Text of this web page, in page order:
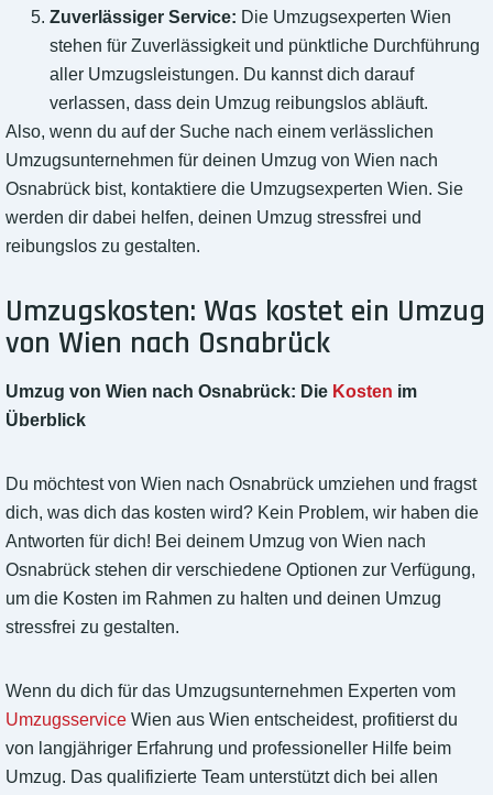
Zuverlässiger Service: Die Umzugsexperten Wien
stehen für Zuverlässigkeit und pünktliche Durchführung
aller Umzugsleistungen. Du kannst dich darauf
verlassen, dass dein Umzug reibungslos abläuft.
Also, wenn du auf der Suche nach einem verlässlichen
Umzugsunternehmen für deinen Umzug von Wien nach
Osnabrück bist, kontaktiere die Umzugsexperten Wien. Sie
werden dir dabei helfen, deinen Umzug stressfrei und
reibungslos zu gestalten.
Umzugskosten: Was kostet ein Umzug
von Wien nach Osnabrück
Umzug von Wien nach Osnabrück: Die Kosten im
Überblick
Du möchtest von Wien nach Osnabrück umziehen und fragst
dich, was dich das kosten wird? Kein Problem, wir haben die
Antworten für dich! Bei deinem Umzug von Wien nach
Osnabrück stehen dir verschiedene Optionen zur Verfügung,
um die Kosten im Rahmen zu halten und deinen Umzug
stressfrei zu gestalten.
Wenn du dich für das Umzugsunternehmen Experten vom
Umzugsservice Wien aus Wien entscheidest, profitierst du
von langjähriger Erfahrung und professioneller Hilfe beim
Umzug. Das qualifizierte Team unterstützt dich bei allen